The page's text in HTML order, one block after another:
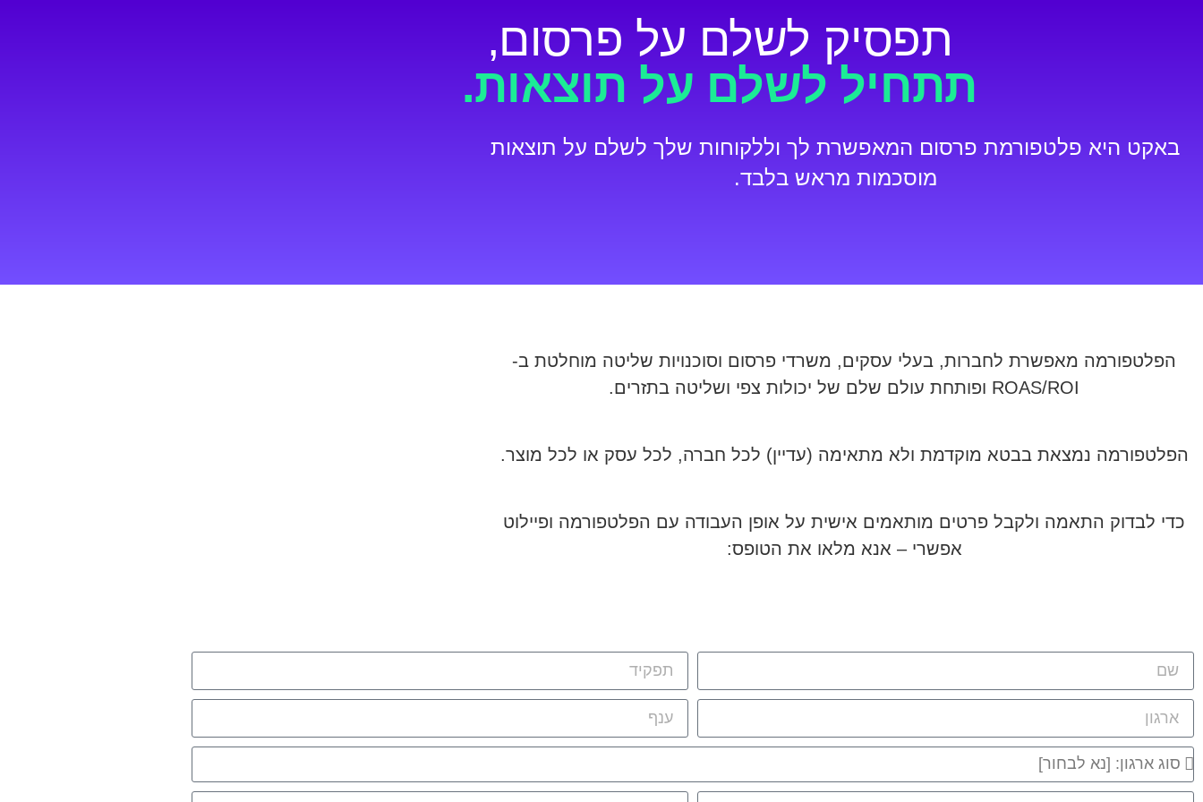
תפסיק לשלם על פרסום,
תתחיל לשלם על תוצאות.
באקט היא פלטפורמת פרסום המאפשרת לך וללקוחות שלך לשלם על תוצאות
מוסכמות מראש בלבד.
הפלטפורמה מאפשרת לחברות, בעלי עסקים, משרדי פרסום וסוכנויות שליטה מוחלטת ב-
ROAS/ROI ופותחת עולם שלם של יכולות צפי ושליטה בתזרים.
הפלטפורמה נמצאת בבטא מוקדמת ולא מתאימה (עדיין) לכל חברה, לכל עסק או לכל מוצר.
כדי לבדוק התאמה ולקבל פרטים מותאמים אישית על אופן העבודה עם הפלטפורמה ופיילוט
אפשרי – אנא מלאו את הטופס: